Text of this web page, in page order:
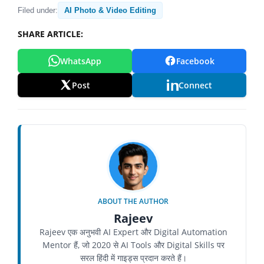
Filed under: AI Photo & Video Editing
SHARE ARTICLE:
WhatsApp Facebook
Post Connect
ABOUT THE AUTHOR
Rajeev
Rajeev एक अनुभवी AI Expert और Digital Automation
Mentor हैं, जो 2020 से AI Tools और Digital Skills पर
सरल हिंदी में गाइड्स प्रदान करते हैं।